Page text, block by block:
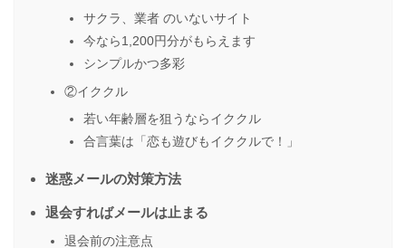
サクラ、業者 のいないサイト
今なら1,200円分がもらえます
シンプルかつ多彩
②イククル
若い年齢層を狙うならイククル
合言葉は「恋も遊びもイククルで！」
迷惑メールの対策方法
退会すればメールは止まる
退会前の注意点